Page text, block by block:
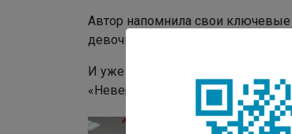
Автор напомнила свои
девочки Сасы», «Тайна вечной
И уже этим летом в
«Невероятной истории